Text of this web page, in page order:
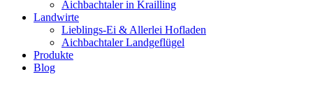
Aichbachtaler in Krailling
Landwirte
Lieblings-Ei & Allerlei Hofladen
Aichbachtaler Landgeflügel
Produkte
Blog